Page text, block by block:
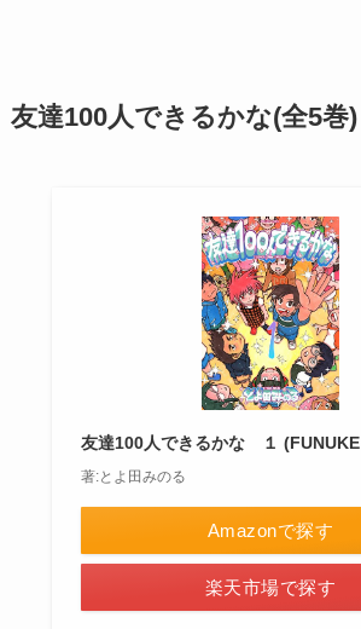
友達100人できるかな(全5巻)
友達100人できるかな １
著:とよ田みのる
Amazonで探す
楽天市場で探す